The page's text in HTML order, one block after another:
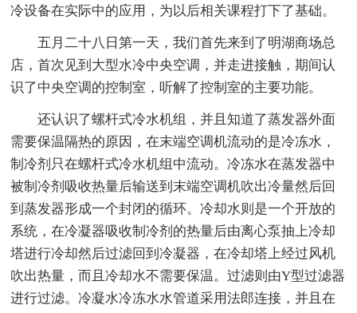
冷设备在实际中的应用，为以后相关课程打下了基础。
五月二十八日第一天，我们首先来到了明湖商场总
店，首次见到大型水冷中央空调，并走进接触，期间认
识了中央空调的控制室，听解了控制室的主要功能。
还认识了螺杆式冷水机组，并且知道了蒸发器外面
需要保温隔热的原因，在末端空调机流动的是冷冻水，
制冷剂只在螺杆式冷水机组中流动。冷冻水在蒸发器中
被制冷剂吸收热量后输送到末端空调机吹出冷量然后回
到蒸发器形成一个封闭的循环。冷却水则是一个开放的
系统，在冷凝器吸收制冷剂的热量后由离心泵抽上冷却
塔进行冷却然后过滤回到冷凝器，在冷却塔上经过风机
吹出热量，而且冷却水不需要保温。过滤则由Y型过滤器
进行过滤。冷凝水冷冻水水管道采用法郎连接，并且在